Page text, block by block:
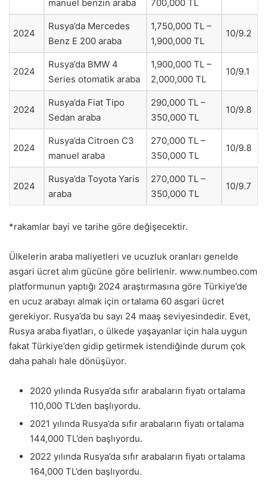
manuel benzin araba 700,000 TL
2024
Rusya’da Mercedes
Benz E 200 araba
1,750,000 TL –
1,900,000 TL
10/9.2
2024
Rusya’da BMW 4
Series otomatik araba
1,900,000 TL –
2,000,000 TL
10/9.1
2024
Rusya’da Fiat Tipo
Sedan araba
290,000 TL –
350,000 TL
10/9.8
2024
Rusya’da Citroen C3
manuel araba
270,000 TL –
350,000 TL
10/9.8
2024
Rusya’da Toyota Yaris
araba
270,000 TL –
350,000 TL
10/9.7
*rakamlar bayi ve tarihe göre değişecektir.
Ülkelerin araba maliyetleri ve ucuzluk oranları genelde
asgari ücret alım gücüne göre belirlenir. www.numbeo.com
platformunun yaptığı 2024 araştırmasına göre Türkiye’de
en ucuz arabayı almak için ortalama 60 asgari ücret
gerekiyor. Rusya’da bu sayı 24 maaş seviyesindedir. Evet,
Rusya araba fiyatları, o ülkede yaşayanlar için hala uygun
fakat Türkiye’den gidip getirmek istendiğinde durum çok
daha pahalı hale dönüşüyor.
2020 yılında Rusya’da sıfır arabaların fiyatı ortalama
110,000 TL’den başlıyordu.
2021 yılında Rusya’da sıfır arabaların fiyatı ortalama
144,000 TL’den başlıyordu.
2022 yılında Rusya’da sıfır arabaların fiyatı ortalama
164,000 TL’den başlıyordu.